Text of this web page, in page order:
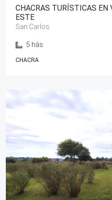
CHACRAS TURÍSTICAS EN
ESTE
San Carlos
5 hás
CHACRA